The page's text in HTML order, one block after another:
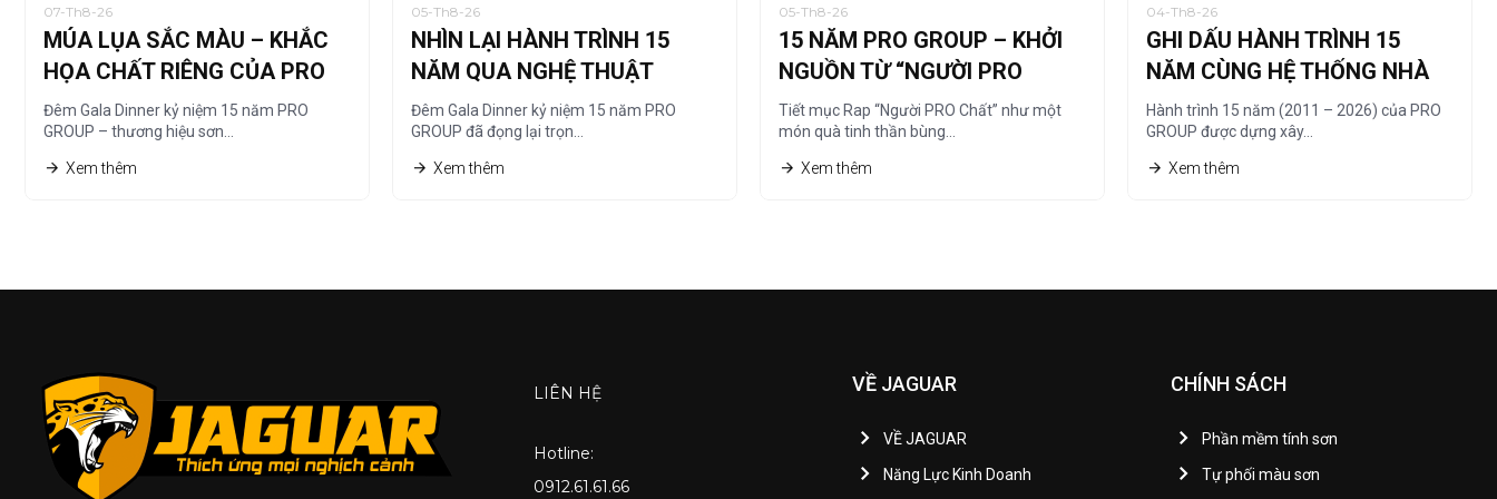
07-Th8-26
MÚA LỤA SẮC MÀU – KHẮC
HỌA CHẤT RIÊNG CỦA PRO
GROUP
Đêm Gala Dinner kỷ niệm 15 năm PRO
GROUP – thương hiệu sơn…
Xem thêm
05-Th8-26
NHÌN LẠI HÀNH TRÌNH 15
NĂM QUA NGHỆ THUẬT
TRANH CÁT
Đêm Gala Dinner kỷ niệm 15 năm PRO
GROUP đã đọng lại trọn…
Xem thêm
05-Th8-26
15 NĂM PRO GROUP – KHỞI
NGUỒN TỪ “NGƯỜI PRO
CHẤT”
Tiết mục Rap “Người PRO Chất” như một
món quà tinh thần bùng…
Xem thêm
04-Th8-26
GHI DẤU HÀNH TRÌNH 15
NĂM CÙNG HỆ THỐNG NHÀ
PHÂN PHỐI
Hành trình 15 năm (2011 – 2026) của PRO
GROUP được dựng xây…
Xem thêm
LIÊN HỆ
Hotline:
0912.61.61.66
VỀ JAGUAR
VỀ JAGUAR
Năng Lực Kinh Doanh
CHÍNH SÁCH
Phần mềm tính sơn
Tự phối màu sơn